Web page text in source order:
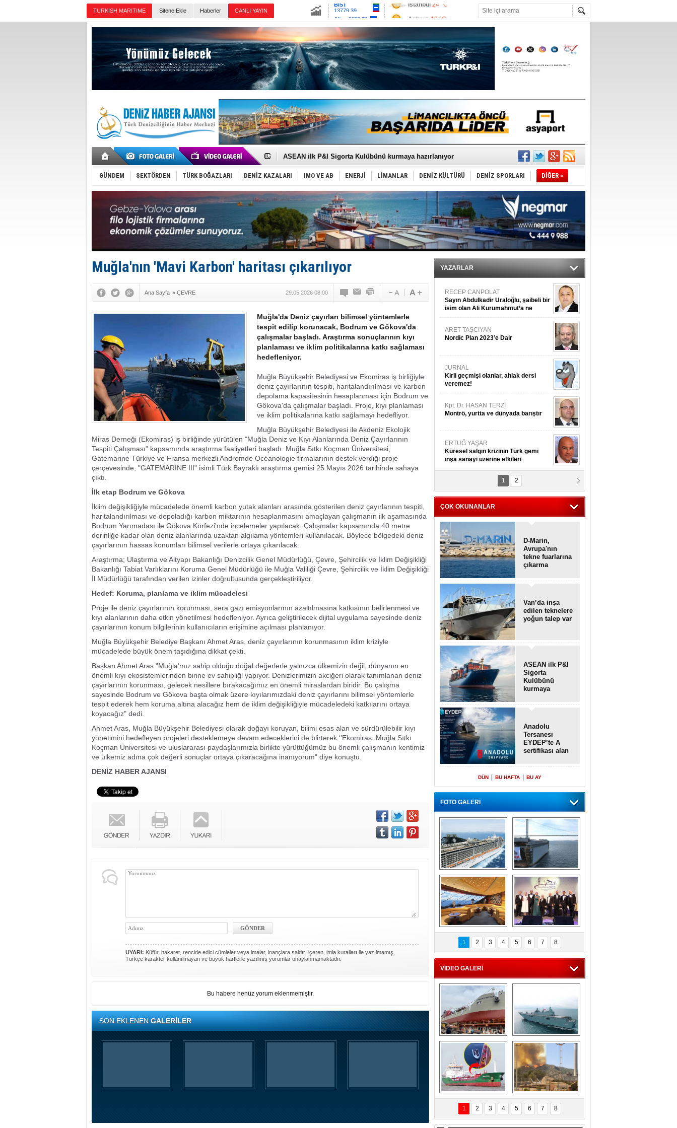
Sitene Ekle Haberler
Altın6659.71
Euro55.1258 Antalya26 °C
Muğla 21 °C
Çanakkale 20 °C
D-Marin, Avrupa'nın tekne fuarlarına çıkarma yapacak
ASEAN ilk P&I Sigorta Kulübünü kurmaya hazırlanıyor
TAYK - Eker Olympos Regatta'da ilk start!
İstanbul ve Çanakkale: 6 ayda 40.000 gemi
TEKNOFEST ‘Mavi Vatan’ ziyaretçi kayıtları başladı!
Tersane işçilerinin direnişi, kazanımla sonuçlandı
İngiliz aktivistler, gemide mahsur kaldı!
FESCO, Karadeniz'de yeni sevkiyat taleplerini durdurdu
DESE, BIMCO’ya katıldı
GİMBİRDER gemi inşa yan sanayinin sorunlarını tartıştı
35 milyon TL'lik tekne projesinde karar çıktı
İnsansız cankurtaran ihalesini BlueForge kazandı
Anadolu Tersanesi EYDEP’te A sertifikası alan ilk tersane oldu
GÜNDEM SEKTÖRDEN TÜRK BOĞAZLARI DENİZ KAZALARI IMO VE AB ENERJİ LİMANLAR DENİZ KÜLTÜRÜ DENİZ SPORLARI DİĞER »
Muğla'nın 'Mavi Karbon' haritası çıkarılıyor
Ana Sayfa » ÇEVRE 29.05.2026 08:00
Muğla'da Deniz çayırları bilimsel yöntemlerle
tespit edilip korunacak, Bodrum ve Gökova'da
çalışmalar başladı. Araştırma sonuçlarının kıyı
planlaması ve iklim politikalarına katkı sağlaması
hedefleniyor.
Muğla Büyükşehir Belediyesi ve Ekomiras iş birliğiyle
deniz çayırlarının tespiti, haritalandırılması ve karbon
depolama kapasitesinin hesaplanması için Bodrum ve
Gökova'da çalışmalar başladı. Proje, kıyı planlaması
ve iklim politikalarına katkı sağlamayı hedefliyor.
Muğla Büyükşehir Belediyesi ile Akdeniz Ekolojik
Miras Derneği (Ekomiras) iş birliğinde yürütülen "Muğla Deniz ve Kıyı Alanlarında Deniz Çayırlarının
Tespiti Çalışması" kapsamında araştırma faaliyetleri başladı. Muğla Sıtkı Koçman Üniversitesi,
Gatemarine Türkiye ve Fransa merkezli Andromde Océanologie firmalarının destek verdiği proje
çerçevesinde, "GATEMARINE III" isimli Türk Bayraklı araştırma gemisi 25 Mayıs 2026 tarihinde sahaya
çıktı.
İlk etap Bodrum ve Gökova
İklim değişikliğiyle mücadelede önemli karbon yutak alanları arasında gösterilen deniz çayırlarının tespiti,
haritalandırılması ve depoladığı karbon miktarının hesaplanmasını amaçlayan çalışmanın ilk aşamasında
Bodrum Yarımadası ile Gökova Körfezi'nde incelemeler yapılacak. Çalışmalar kapsamında 40 metre
derinliğe kadar olan deniz alanlarında uzaktan algılama yöntemleri kullanılacak. Böylece bölgedeki deniz
çayırlarının hassas konumları bilimsel verilerle ortaya çıkarılacak.
Araştırma; Ulaştırma ve Altyapı Bakanlığı Denizcilik Genel Müdürlüğü, Çevre, Şehircilik ve İklim Değişikliği
Bakanlığı Tabiat Varlıklarını Koruma Genel Müdürlüğü ile Muğla Valiliği Çevre, Şehircilik ve İklim Değişikliği
İl Müdürlüğü tarafından verilen izinler doğrultusunda gerçekleştiriliyor.
Hedef: Koruma, planlama ve iklim mücadelesi
Proje ile deniz çayırlarının korunması, sera gazı emisyonlarının azaltılmasına katkısının belirlenmesi ve
kıyı alanlarının daha etkin yönetilmesi hedefleniyor. Ayrıca geliştirilecek dijital uygulama sayesinde deniz
çayırlarının konum bilgilerinin kullanıcıların erişimine açılması planlanıyor.
Muğla Büyükşehir Belediye Başkanı Ahmet Aras, deniz çayırlarının korunmasının iklim kriziyle
mücadelede büyük önem taşıdığına dikkat çekti.
Başkan Ahmet Aras "Muğla'mız sahip olduğu doğal değerlerle yalnızca ülkemizin değil, dünyanın en
önemli kıyı ekosistemlerinden birine ev sahipliği yapıyor. Denizlerimizin akciğeri olarak tanımlanan deniz
çayırlarının korunması, gelecek nesillere bırakacağımız en önemli miraslardan biridir. Bu çalışma
sayesinde Bodrum ve Gökova başta olmak üzere kıyılarımızdaki deniz çayırlarını bilimsel yöntemlerle
tespit ederek hem koruma altına alacağız hem de iklim değişikliğiyle mücadeledeki katkılarını ortaya
koyacağız" dedi.
Ahmet Aras, Muğla Büyükşehir Belediyesi olarak doğayı koruyan, bilimi esas alan ve sürdürülebilir kıyı
yönetimini hedefleyen projeleri desteklemeye devam edeceklerini de blirterek ‘’Ekomiras, Muğla Sıtkı
Koçman Üniversitesi ve uluslararası paydaşlarımızla birlikte yürüttüğümüz bu önemli çalışmanın kentimiz
ve ülkemiz adına çok değerli sonuçlar ortaya çıkaracağına inanıyorum" diye konuştu.
DENİZ HABER AJANSI
UYARI: Küfür, hakaret, rencide edici cümleler veya imalar, inançlara saldırı içeren, imla kuralları ile yazılmamış,
Türkçe karakter kullanılmayan ve büyük harflerle yazılmış yorumlar onaylanmamaktadır.
Bu habere henüz yorum eklenmemiştir.
SON EKLENENGALERİLER
YAZARLAR
RECEP CANPOLAT
Sayın Abdulkadir Uraloğlu, şaibeli bir
isim olan Ali Kurumahmut’a ne
danışıyorsunuz?
ARET TAŞCIYAN
Nordic Plan 2023’e Dair
JURNAL
Kirli geçmişi olanlar, ahlak dersi
veremez!
Kpt. Dr. HASAN TERZİ
Montrö, yurtta ve dünyada barıştır
ERTUĞ YAŞAR
Küresel salgın krizinin Türk gemi
inşa sanayi üzerine etkileri
Kpt. MESUT AZMİ GÖKSOY
ithafen...
1 2
ÇOK OKUNANLAR
D-Marin,
Avrupa'nın
tekne fuarlarına
çıkarma
Van’da inşa
edilen teknelere
yoğun talep var
ASEAN ilk P&I
Sigorta
Kulübünü
kurmaya
Anadolu
Tersanesi
EYDEP’te A
sertifikası alan
DÜN BU HAFTA BU AY
FOTO GALERİ
“Gemi içinde gemi”
konsepti ile MSC
Splendida
Dünyada tek!
Denizaltı yüzer
havuzu intikal
seyrine başladı
MSC'den 55 milyon
euroluk turizm geliri
müjdesi
5. Bosphorus Ship
Brokers Dinner,
İstanbul’da yapıldı
1 2 3 4 5 6 7 8
VİDEO GALERİ
Çeksan Tersanesi,
Başaran Bayrak
tankerini suya
indirdi
TCG Anadolu,
tersane teknik
seyrini tamamladı
Göçmenlerin
imdadına Türk
sahipli MINA DENIZ
yetişti
Milas’taki yangın
yeniden termik
santrallere doğru
ilerliyor
1 2 3 4 5 6 7 8